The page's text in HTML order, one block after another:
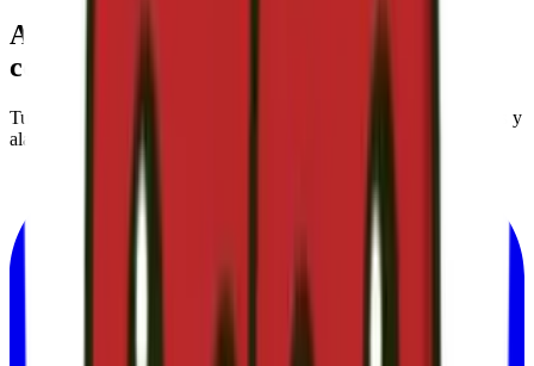
Ahorrar en tus facturas,
complicaciones
Tu aliado independiente para ahorrar en energía, telefonía, seguros y
alarmas. Servicio 100% gratuito.